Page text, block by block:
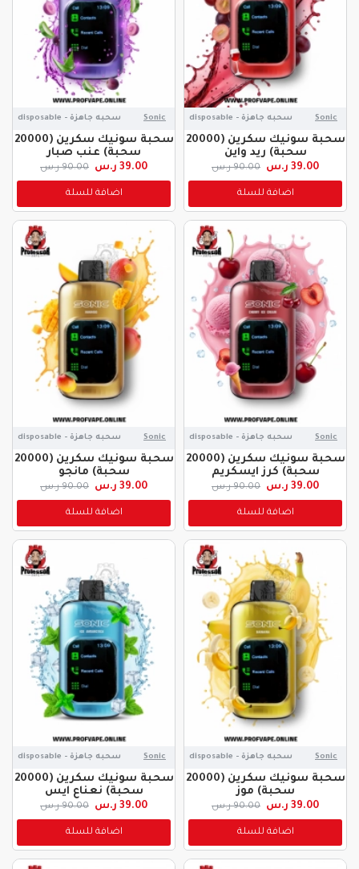
Sonic سحبه جاهزة - disposable
سحبة سونيك سكرين (20000
سحبة) ريد واين
39.00 ر.س 90.00 ر.س
اضافة للسلة
Sonic سحبه جاهزة - disposable
سحبة سونيك سكرين (20000
سحبة) عنب صبار
39.00 ر.س 90.00 ر.س
اضافة للسلة
Sonic سحبه جاهزة - disposable
سحبة سونيك سكرين (20000
سحبة) كرز ايسكريم
39.00 ر.س 90.00 ر.س
اضافة للسلة
Sonic سحبه جاهزة - disposable
سحبة سونيك سكرين (20000
سحبة) مانجو
39.00 ر.س 90.00 ر.س
اضافة للسلة
Sonic سحبه جاهزة - disposable
سحبة سونيك سكرين (20000
سحبة) موز
39.00 ر.س 90.00 ر.س
اضافة للسلة
Sonic سحبه جاهزة - disposable
سحبة سونيك سكرين (20000
سحبة) نعناع ايس
39.00 ر.س 90.00 ر.س
اضافة للسلة